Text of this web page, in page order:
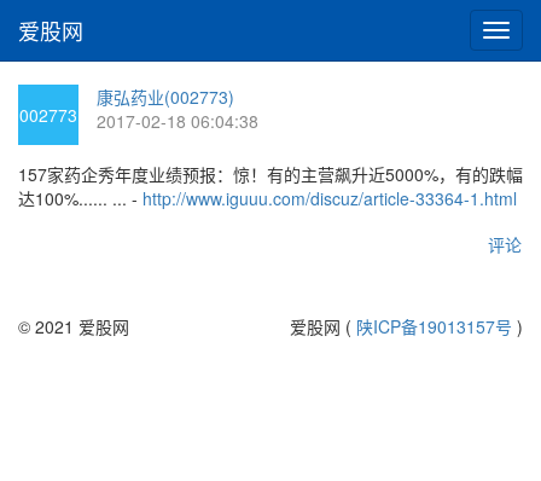
切
换
爱股网
002773
康弘药业(002773)
2017-02-18 06:04:38
157家药企秀年度业绩预报：惊！有的主营飙升近5000%，有的跌幅
达100%...... ... - http://www.iguuu.com/discuz/article-33364-1.html
评论
© 2021 爱股网 爱股网 ( 陕ICP备19013157号 )